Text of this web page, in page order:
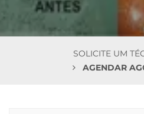
SOLICITE UM
AGENDAR